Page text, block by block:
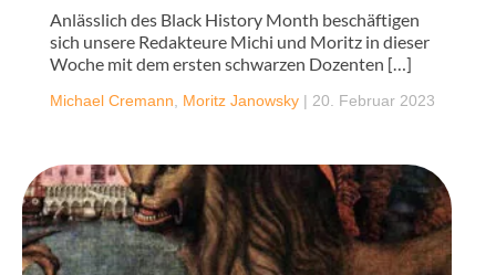
Anlässlich des Black History Month beschäftigen
sich unsere Redakteure Michi und Moritz in dieser
Woche mit dem ersten schwarzen Dozenten […]
Michael Cremann Moritz Janowsky | 20. Februar 2023